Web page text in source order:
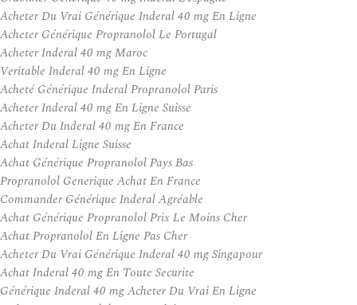
Acheter Du Vrai Générique Inderal 40 mg En Ligne
Acheter Générique Propranolol Le Portugal
Acheter Inderal 40 mg Maroc
Veritable Inderal 40 mg En Ligne
Acheté Générique Inderal Propranolol Paris
Acheter Inderal 40 mg En Ligne Suisse
Acheter Du Inderal 40 mg En France
Achat Inderal Ligne Suisse
Achat Générique Propranolol Pays Bas
Propranolol Generique Achat En France
Commander Générique Inderal Agréable
Achat Générique Propranolol Prix Le Moins Cher
Achat Propranolol En Ligne Pas Cher
Acheter Du Vrai Générique Inderal 40 mg Singapour
Achat Inderal 40 mg En Toute Securite
Générique Inderal 40 mg Acheter Du Vrai En Ligne